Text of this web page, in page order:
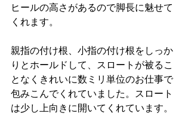
ヒールの高さがあるので脚長に魅せて
くれます。
親指の付け根、小指の付け根をしっか
りとホールドして、スロートが被るこ
となくきれいに数ミリ単位のお仕事で
包みこんでくれていました。スロート
は少し上向きに開いてくれています。